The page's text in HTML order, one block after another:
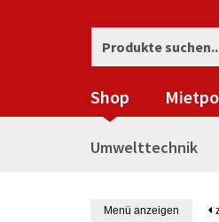
Shop
Umwelttechnik
Menü anzeigen